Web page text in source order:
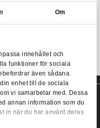
att anpassa innehållet
Inc.